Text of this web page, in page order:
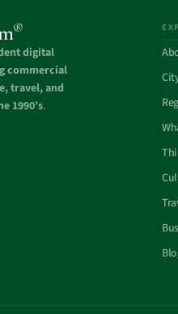
®
digital
commercial
travel, and
1990’s.